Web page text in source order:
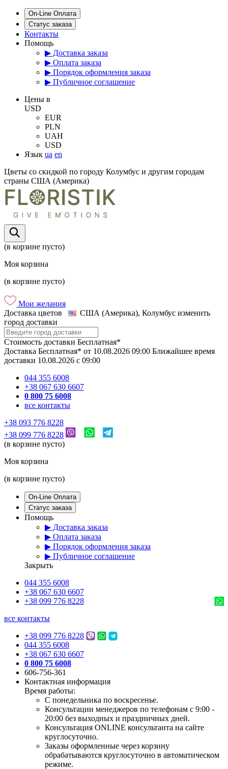
On-Line Оплата
Статус заказа
Контакты
Помощь
▶ Доставка заказа
▶ Оплата заказа
▶ Порядок оформления заказа
▶ Публичное соглашение
Цены в
USD
EUR
PLN
UAH
USD
Язык ua en
Цветы со скидкой по городу Колумбус и другим городам
страны США (Америка)
(в корзине пусто)
Моя корзина
(в корзине пусто)
Мои желания
Доставка цветов
США (Америка), Колумбус изменить
город доставки
Стоимость доставки Бесплатная*
Доставка Бесплатная* от 10.08.2026 09:00 Ближайшее время
доставки 10.08.2026 c 09:00
044 355 6008
+38 067 630 6607
0 800 75 6008
все контакты
+38 093 776 8228
+38 099 776 8228
(в корзине пусто)
Моя корзина
(в корзине пусто)
On-Line Оплата
Статус заказа
Помощь
▶ Доставка заказа
▶ Оплата заказа
▶ Порядок оформления заказа
▶ Публичное соглашение
Закрыть
044 355 6008
+38 067 630 6607
+38 099 776 8228
все контакты
+38 099 776 8228
044 355 6008
+38 067 630 6607
0 800 75 6008
606-756-361
Контактная информация
Время работы:
С понедельника по воскресенье.
Консультации менеджеров по телефонам с 9:00 -
20:00 без выходных и праздничных дней.
Консультация ONLINE консультанта на сайте
круглосуточно.
Заказы оформленные через корзину
обрабатываются круглосуточно в автоматическом
режиме.